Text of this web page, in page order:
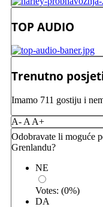
TOP AUDIO
Trenutno
Imamo 711 gostiju i
A- A A+
Odobravate li moguće
Grenlandu?
NE
Votes: (0%)
DA